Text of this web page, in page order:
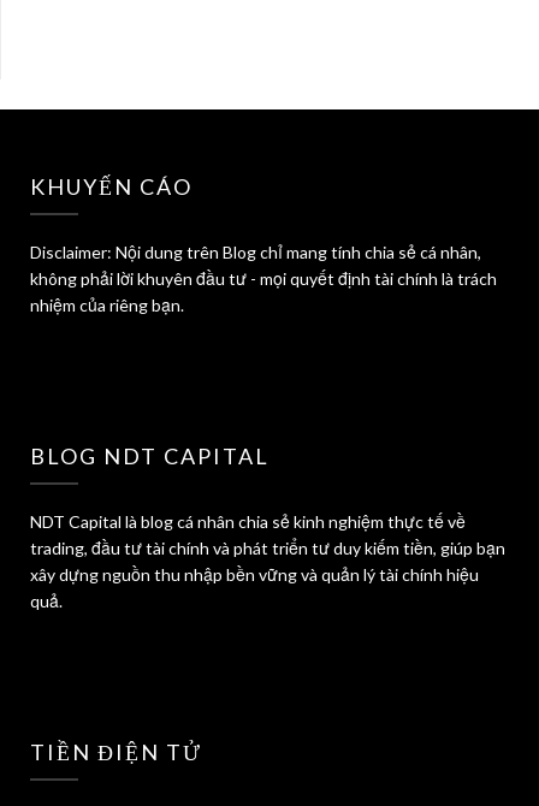
KHUYẾN CÁO
Disclaimer: Nội dung trên Blog chỉ mang tính chia sẻ cá nhân,
không phải lời khuyên đầu tư - mọi quyết định tài chính là trách
nhiệm của riêng bạn.
BLOG NDT CAPITAL
NDT Capital là blog cá nhân chia sẻ kinh nghiệm thực tế về
trading, đầu tư tài chính và phát triển tư duy kiếm tiền, giúp bạn
xây dựng nguồn thu nhập bền vững và quản lý tài chính hiệu
quả.
TIỀN ĐIỆN TỬ